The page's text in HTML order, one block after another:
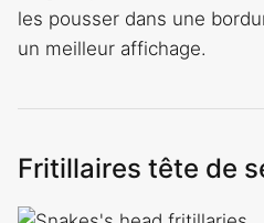
les pousser dans une
un meilleur affichage.
Fritillaires tête de